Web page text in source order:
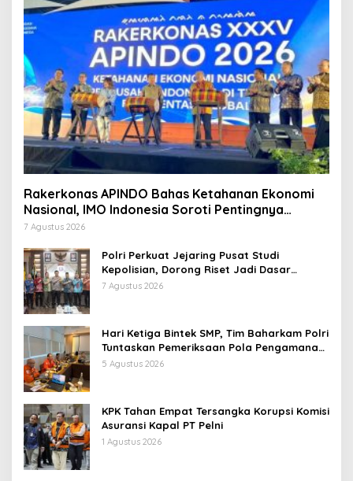
Rakerkonas APINDO Bahas Ketahanan Ekonomi
Nasional, IMO Indonesia Soroti Pentingnya
Kolaborasi Lintas Sektor
7 Agustus 2026
Polri Perkuat Jejaring Pusat Studi
Kepolisian, Dorong Riset Jadi Dasar
Kebijakan dan Inovasi
7 Agustus 2026
Hari Ketiga Bintek SMP, Tim Baharkam Polri
Tuntaskan Pemeriksaan Pola Pengamanan
Pertamina Patra Niaga Jabar
5 Agustus 2026
KPK Tahan Empat Tersangka Korupsi Komisi
Asuransi Kapal PT Pelni
1 Agustus 2026